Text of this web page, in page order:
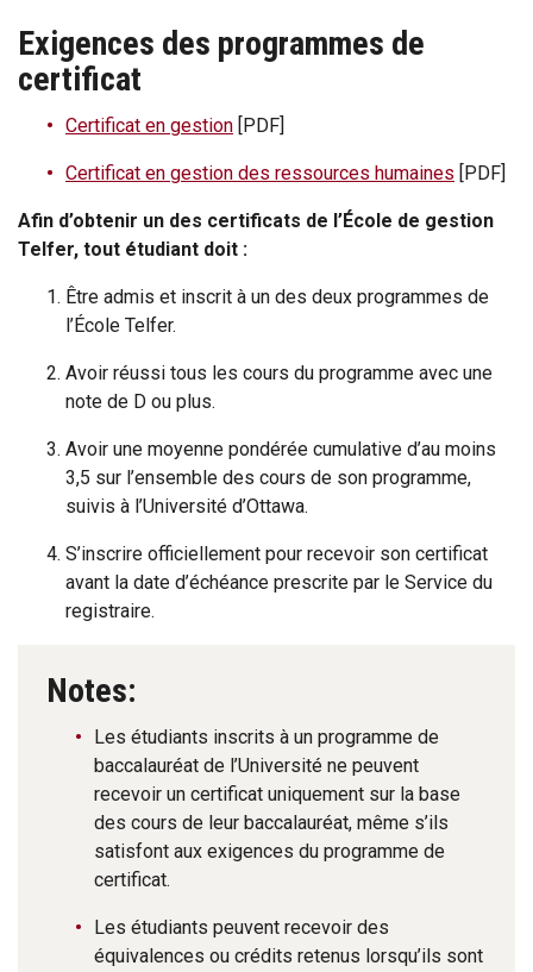
Exigences des programmes de
certificat
Certificat en gestion [PDF]
Certificat en gestion des ressources humaines [PDF]
Afin d’obtenir un des certificats de l’École de gestion
Telfer, tout étudiant doit :
Être admis et inscrit à un des deux programmes de
l’École Telfer.
Avoir réussi tous les cours du programme avec une
note de D ou plus.
Avoir une moyenne pondérée cumulative d’au moins
3,5 sur l’ensemble des cours de son programme,
suivis à l’Université d’Ottawa.
S’inscrire officiellement pour recevoir son certificat
avant la date d’échéance prescrite par le Service du
registraire.
Notes:
Les étudiants inscrits à un programme de
baccalauréat de l’Université ne peuvent
recevoir un certificat uniquement sur la base
des cours de leur baccalauréat, même s’ils
satisfont aux exigences du programme de
certificat.
Les étudiants peuvent recevoir des
équivalences ou crédits retenus lorsqu’ils sont